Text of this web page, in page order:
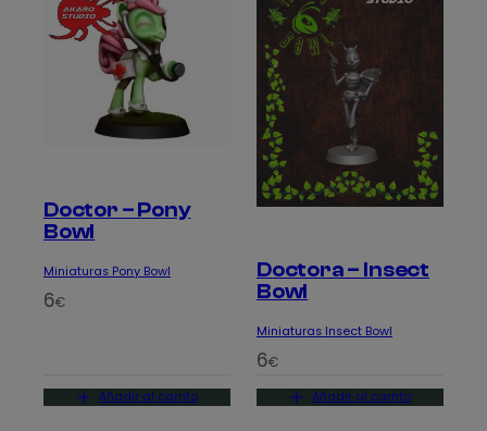
Doctor – Pony
Bowl
Miniaturas Pony Bowl
6€
Añadir al carrito
Doctora – Insect
Bowl
Miniaturas Insect Bowl
6€
Añadir al carrito